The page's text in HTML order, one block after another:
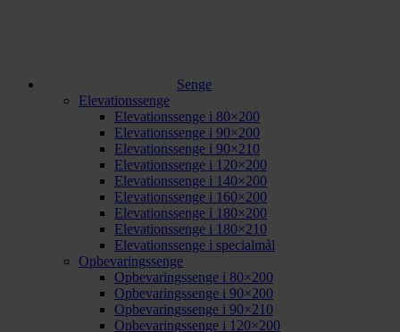
Senge
Elevationssenge
Elevationssenge i 80×200
Elevationssenge i 90×200
Elevationssenge i 90×210
Elevationssenge i 120×200
Elevationssenge i 140×200
Elevationssenge i 160×200
Elevationssenge i 180×200
Elevationssenge i 180×210
Elevationssenge i specialmål
Opbevaringssenge
Opbevaringssenge i 80×200
Opbevaringssenge i 90×200
Opbevaringssenge i 90×210
Opbevaringssenge i 120×200